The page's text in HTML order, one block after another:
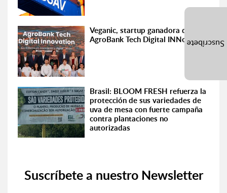
Veganic, startup ganadora de
AgroBank Tech Digital INNovation
Brasil: BLOOM FRESH refuerza la
protección de sus variedades de
uva de mesa con fuerte campaña
contra plantaciones no
autorizadas
Suscríbete a nuestro Newsletter
Suscríbete